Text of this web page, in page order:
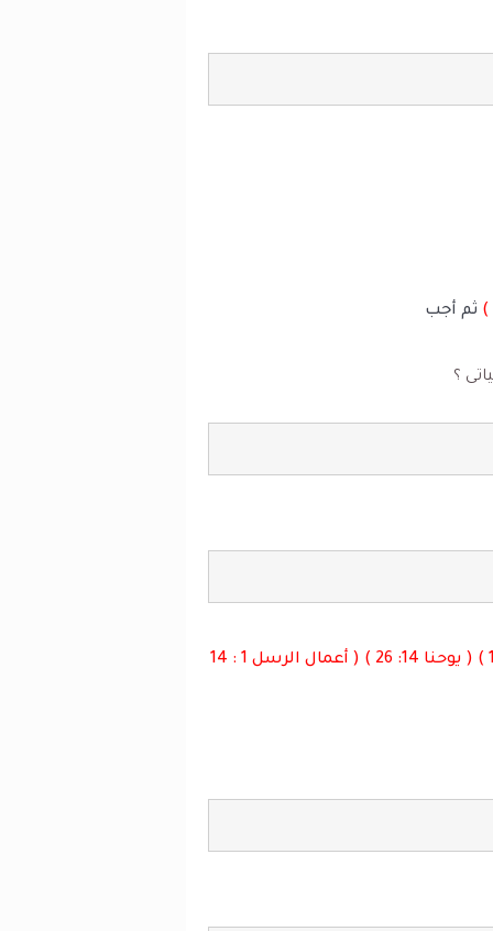
ثم أجب
؟
( مزمور 119 : 105 ) ( تسالونيكي الأولي 5 : 17 ) ( يوحنا 14: 26 ) ( أعمال الرسل 1 : 14